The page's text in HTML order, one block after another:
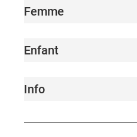
Femme
Enfant
Info